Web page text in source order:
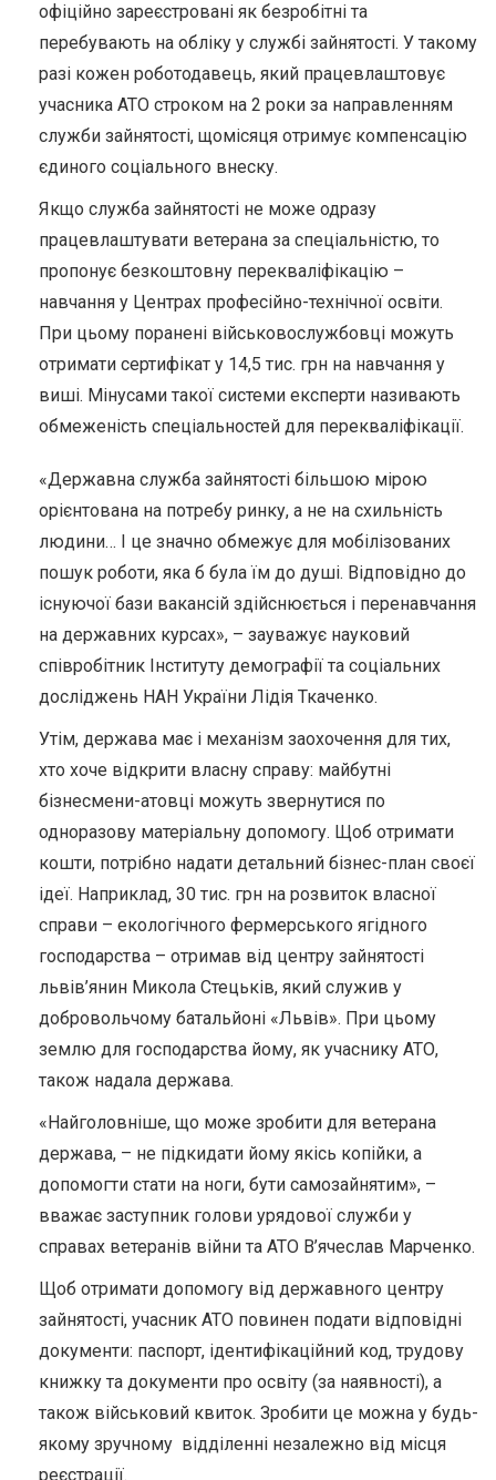
офіційно зареєстровані як безробітні та
перебувають на обліку у службі зайнятості. У такому
разі кожен роботодавець, який працевлаштовує
учасника АТО строком на 2 роки за направленням
служби зайнятості, щомісяця отримує компенсацію
єдиного соціального внеску.
Якщо служба зайнятості не може одразу
працевлаштувати ветерана за спеціальністю, то
пропонує безкоштовну перекваліфікацію –
навчання у Центрах професійно-технічної освіти.
При цьому поранені військовослужбовці можуть
отримати сертифікат у 14,5 тис. грн на навчання у
виші. Мінусами такої системи експерти називають
обмеженість спеціальностей для перекваліфікації.
«Державна служба зайнятості більшою мірою
орієнтована на потребу ринку, а не на схильність
людини… І це значно обмежує для мобілізованих
пошук роботи, яка б була їм до душі. Відповідно до
існуючої бази вакансій здійснюється і перенавчання
на державних курсах», – зауважує науковий
співробітник Інституту демографії та соціальних
досліджень НАН України Лідія Ткаченко.
Утім, держава має і механізм заохочення для тих,
хто хоче відкрити власну справу: майбутні
бізнесмени-атовці можуть звернутися по
одноразову матеріальну допомогу. Щоб отримати
кошти, потрібно надати детальний бізнес-план своєї
ідеї. Наприклад, 30 тис. грн на розвиток власної
справи – екологічного фермерського ягідного
господарства – отримав від центру зайнятості
львів’янин Микола Стецьків, який служив у
добровольчому батальйоні «Львів». При цьому
землю для господарства йому, як учаснику АТО,
також надала держава.
«Найголовніше, що може зробити для ветерана
держава, – не підкидати йому якісь копійки, а
допомогти стати на ноги, бути самозайнятим», –
вважає заступник голови урядової служби у
справах ветеранів війни та АТО В’ячеслав Марченко.
Щоб отримати допомогу від державного центру
зайнятості, учасник АТО повинен подати відповідні
документи: паспорт, ідентифікаційний код, трудову
книжку та документи про освіту (за наявності), а
також військовий квиток. Зробити це можна у будь-
якому зручному відділенні незалежно від місця
реєстрації.